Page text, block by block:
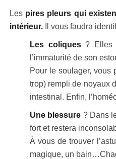
Les pires pleurs qui
intérieur. Il vous faudra
Les coliques? Elles
l’immaturité de son
Pour le soulager, vous
trop) rempli de noyaux
intestinal. Enfin,
Une blessure ? Dans
fort et restera
À vous de trouver
magique, un